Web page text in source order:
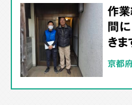
作
間
きま
京都